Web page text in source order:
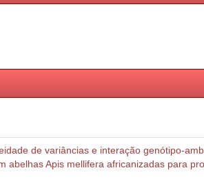
de variâncias e interação genótipo-
abelhas Apis mellifera africanizadas para